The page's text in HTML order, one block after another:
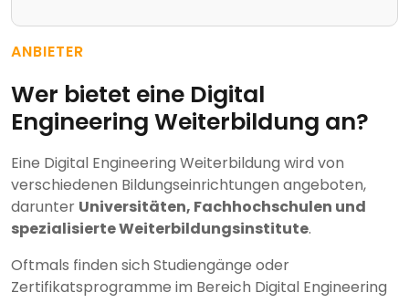
ANBIETER
Wer bietet eine Digital
Engineering Weiterbildung an?
Eine Digital Engineering Weiterbildung wird von
verschiedenen Bildungseinrichtungen angeboten,
darunter Universitäten, Fachhochschulen und
spezialisierte Weiterbildungsinstitute.
Oftmals finden sich Studiengänge oder
Zertifikatsprogramme im Bereich Digital Engineering